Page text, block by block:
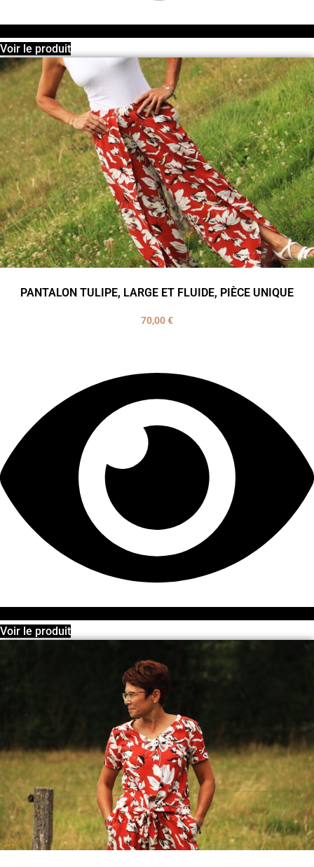
Voir le produit
PANTALON TULIPE, LARGE ET FLUIDE, PIÈCE UNIQUE
70,00€
Voir le produit